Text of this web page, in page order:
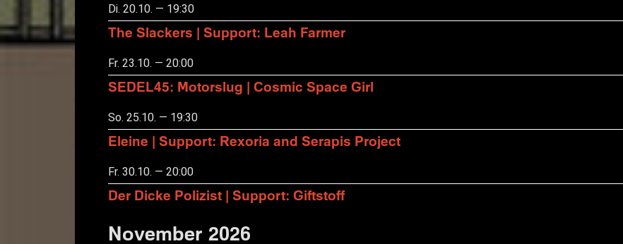
Di. 20.10. — 19:30
The Slackers | Support: Leah Farmer
Fr. 23.10. — 20:00
SEDEL45: Motorslug | Cosmic Space Girl
So. 25.10. — 19:30
Eleine | Support: Rexoria and Serapis Project
Fr. 30.10. — 20:00
Der Dicke Polizist | Support: Giftstoff
November 2026